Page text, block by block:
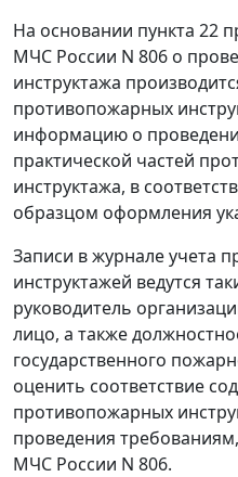
На основании пункта 22
МЧС России N 806 о
инструктажа
противопожарных
информацию о
практической частей
инструктажа, в
образцом оформления
Записи в журнале учета
инструктажей ведутся
руководитель
лицо, а также
государственного
оценить соответствие
противопожарных
проведения
МЧС России N 806.